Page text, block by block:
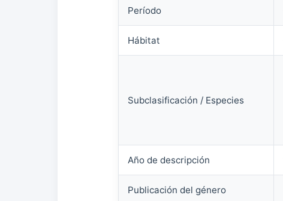
Período
Hábitat
Subclasificación / Especies
Año de descripción
Publicación del género